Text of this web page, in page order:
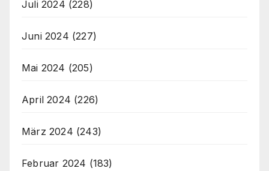
Juli 2024 (228)
Juni 2024 (227)
Mai 2024 (205)
April 2024 (226)
März 2024 (243)
Februar 2024 (183)